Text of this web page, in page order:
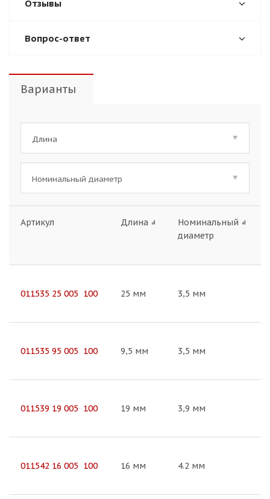
Отзывы
Вопрос-ответ
Варианты
Длина
Номинальный диаметр
Артикул Длина
Номинальный
диаметр
011535 25 005 100 25 мм 3,5 мм
011535 95 005 100 9,5 мм 3,5 мм
011539 19 005 100 19 мм 3,9 мм
011542 16 005 100 16 мм 4.2 мм